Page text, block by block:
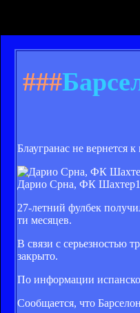
###
Блаугранас не вернется
Дарио Срна, ФК Шахтер
27-летний фулбек
ти месяцев.
В связи с серьезностью
закрыто.
По информации
Сообщается, что